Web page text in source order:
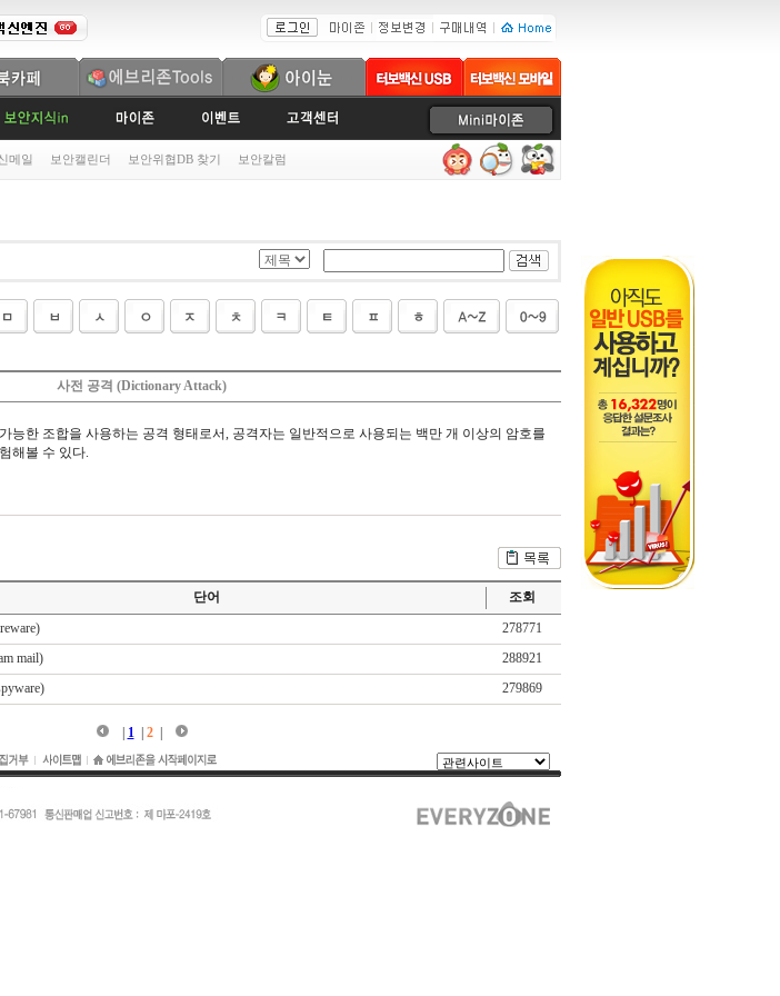
메일 보안캘린더 보안위협DB 찾기 보안칼럼
사전 공격 (Dictionary Attack)
능한 조합을 사용하는 공격 형태로서, 공격자는 일반적으로 사용되는 백만 개 이상의 암호를
해볼 수 있다.
단어
조회
278771
mail)
288921
279869
| 1| 2|